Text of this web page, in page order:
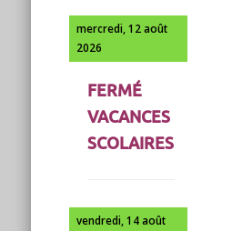
mercredi, 12 août
2026
FERMÉ
VACANCES
SCOLAIRES
vendredi, 14 août